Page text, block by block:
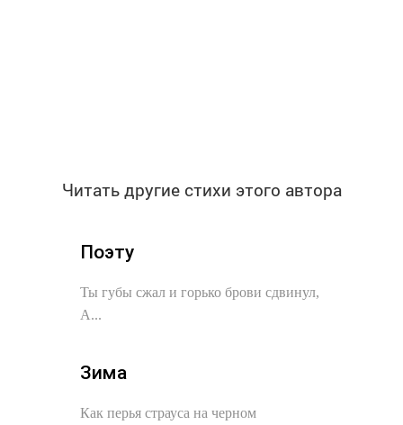
Читать другие стихи этого автора
Поэту
Ты губы сжал и горько брови сдвинул,
А...
Зима
Как перья страуса на черном